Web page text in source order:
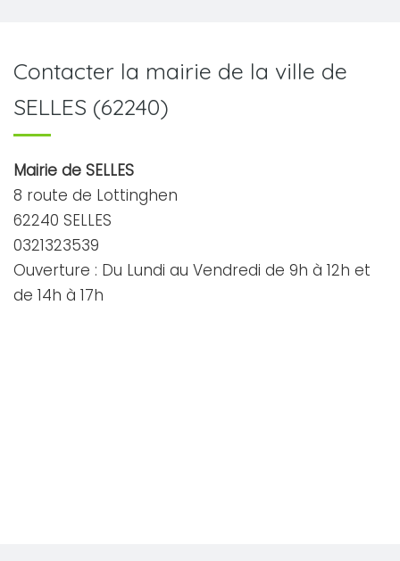
Contacter la mairie de la ville de
SELLES (62240)
Mairie de SELLES
8 route de Lottinghen
62240 SELLES
0321323539
Ouverture : Du Lundi au Vendredi de 9h à 12h et
de 14h à 17h